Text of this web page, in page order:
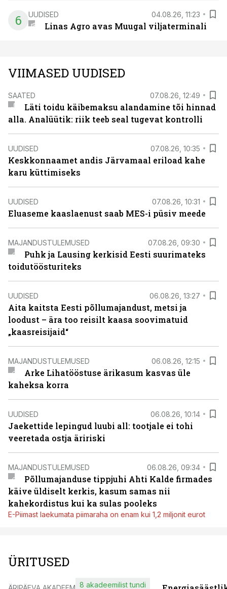
6 UUDISED 04.08.26, 11:23
Linas Agro avas Muugal viljaterminali
VIIMASED UUDISED
SAATED 07.08.26, 12:49
Läti toidu käibemaksu alandamine tõi hinnad
alla. Analüütik: riik teeb seal tugevat kontrolli
UUDISED 07.08.26, 10:35
Keskkonnaamet andis Järvamaal eriload kahe
karu küttimiseks
UUDISED 07.08.26, 10:31
Eluaseme kaaslaenust saab MES-i püsiv meede
MAJANDUSTULEMUSED 07.08.26, 09:30
Puhk ja Lausing kerkisid Eesti suurimateks
toidutöösturiteks
UUDISED 06.08.26, 13:27
Aita kaitsta Eesti põllumajandust, metsi ja
loodust – ära too reisilt kaasa soovimatuid
„kaasreisijaid“
MAJANDUSTULEMUSED 06.08.26, 12:15
Arke Lihatööstuse ärikasum kasvas üle
kaheksa korra
UUDISED 06.08.26, 10:14
Jaekettide lepingud luubi all: tootjale ei tohi
veeretada ostja äririski
MAJANDUSTULEMUSED 06.08.26, 09:34
Põllumajanduse tippjuhi Ahti Kalde firmades
käive üldiselt kerkis, kasum samas nii
kahekordistus kui ka sulas pooleks
E-Piimast laekumata piimaraha on enam kui 1,2 miljonit eurot
ÜRITUSED
8 akadeemilist tundi